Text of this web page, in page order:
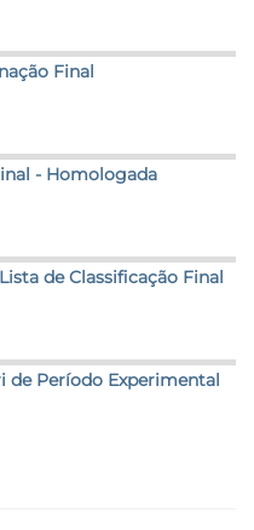
Final
- Homologada
de Classificação Final
de Período Experimental